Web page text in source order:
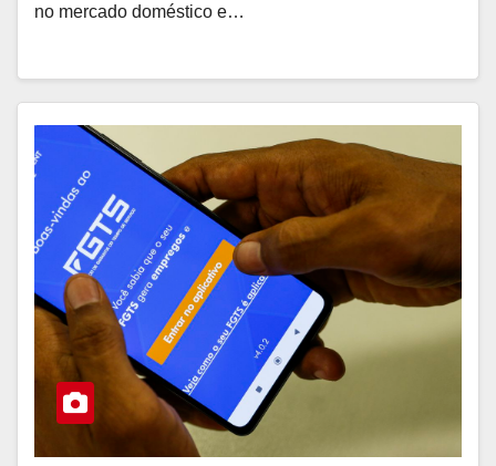
no mercado doméstico e…